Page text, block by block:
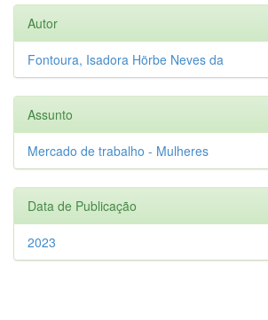
Autor
Fontoura, Isadora Hörbe Neves da
Assunto
Mercado de trabalho - Mulheres
Data de Publicação
2023